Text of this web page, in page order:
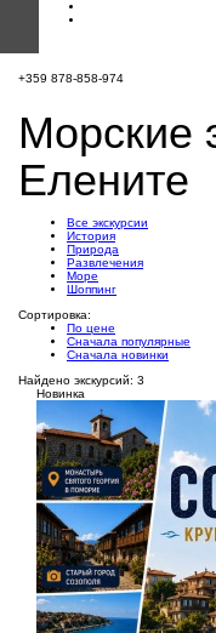
+359 878-858-974
Морские
Елените
Все экскурсии
История
Природа
Развлечения
Море
Шоппинг
Сортировка:
По цене
Сначала популярные
Сначала новинки
Найдено экскурсий: 3
Новинка